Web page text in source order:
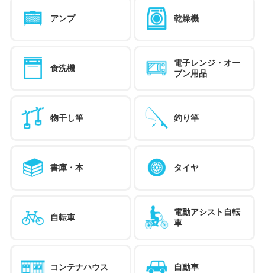
アンプ 乾燥機
食洗機
電子レンジ・オー
ブン用品
物干し竿 釣り竿
書庫・本 タイヤ
自転車
電動アシスト自転
車
コンテナハウス 自動車